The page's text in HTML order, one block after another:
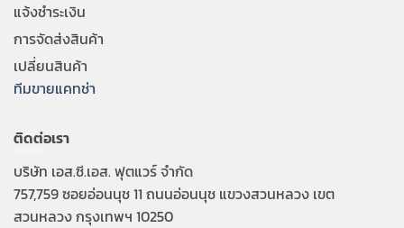
แจ้งชำระเงิน
การจัดส่งสินค้า
เปลี่ยนสินค้า
ทีมขายแคทช่า
ติดต่อเรา
บริษัท เอส.ซี.เอส. ฟุตแวร์ จำกัด
757,759 ซอยอ่อนนุช 11 ถนนอ่อนนุช แขวงสวนหลวง เขต
สวนหลวง กรุงเทพฯ 10250